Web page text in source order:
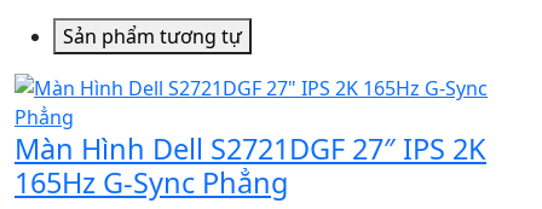
Sản phẩm tương tự
Màn Hình Dell S2721DGF 27″ IPS 2K
165Hz G-Sync Phẳng